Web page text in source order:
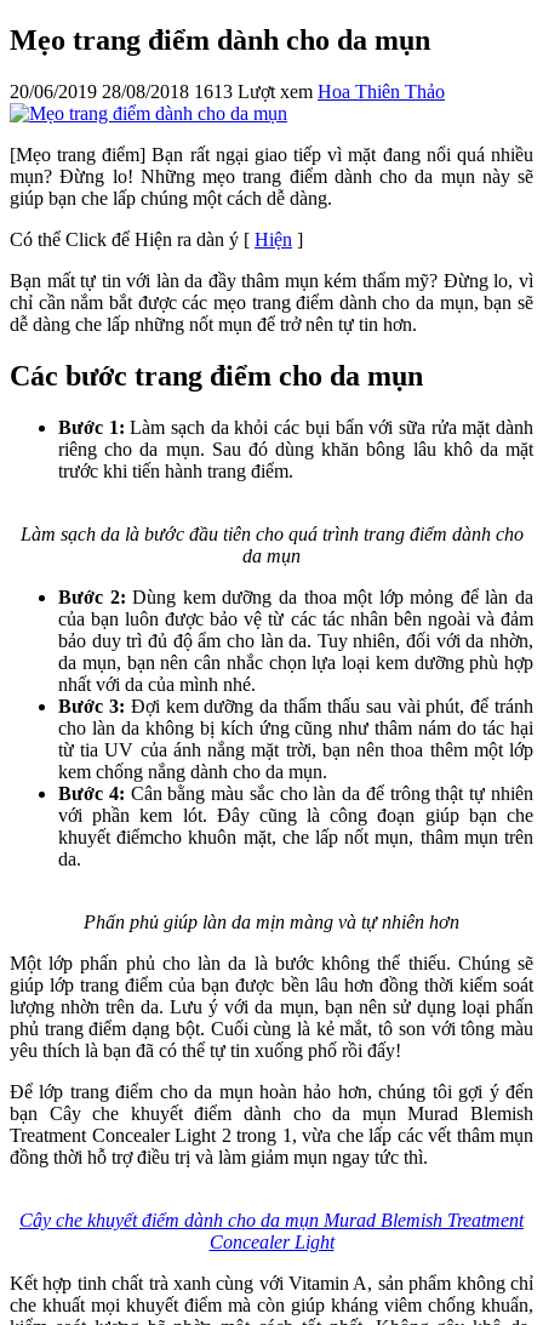
Mẹo trang điểm dành cho da mụn
20/06/2019 28/08/2018 1613 Lượt xem Hoa Thiên Thảo
[Mẹo trang điểm] Bạn rất ngại giao tiếp vì mặt đang nổi quá nhiều
mụn? Đừng lo! Những mẹo trang điểm dành cho da mụn này sẽ
giúp bạn che lấp chúng một cách dễ dàng.
Có thể Click để Hiện ra dàn ý [ Hiện ]
Bạn mất tự tin với làn da đầy thâm mụn kém thẩm mỹ? Đừng lo, vì
chỉ cần nắm bắt được các mẹo trang điểm dành cho da mụn, bạn sẽ
dễ dàng che lấp những nốt mụn để trở nên tự tin hơn.
Các bước trang điểm cho da mụn
Bước 1:Làm sạch da khỏi các bụi bẩn với sữa rửa mặt dành
riêng cho da mụn. Sau đó dùng khăn bông lâu khô da mặt
trước khi tiến hành trang điểm.
Làm sạch da là bước đầu tiên cho quá trình trang điểm dành cho
da mụn
Bước 2: Dùng kem dưỡng da thoa một lớp mỏng để làn da
của bạn luôn được bảo vệ từ các tác nhân bên ngoài và đảm
bảo duy trì đủ độ ẩm cho làn da. Tuy nhiên, đối với da nhờn,
da mụn, bạn nên cân nhắc chọn lựa loại kem dưỡng phù hợp
nhất với da của mình nhé.
Bước 3: Đợi kem dưỡng da thẩm thấu sau vài phút, để tránh
cho làn da không bị kích ứng cũng như thâm nám do tác hại
từ tia UV của ánh nắng mặt trời, bạn nên thoa thêm một lớp
kem chống nắng dành cho da mụn.
Bước 4: Cân bằng màu sắc cho làn da để trông thật tự nhiên
với phần kem lót. Đây cũng là công đoạn giúp bạn che
khuyết điểmcho khuôn mặt, che lấp nốt mụn, thâm mụn trên
da.
Phấn phủ giúp làn da mịn màng và tự nhiên hơn
Một lớp phấn phủ cho làn da là bước không thể thiếu. Chúng sẽ
giúp lớp trang điểm của bạn được bền lâu hơn đồng thời kiểm soát
lượng nhờn trên da. Lưu ý với da mụn, bạn nên sử dụng loại phấn
phủ trang điểm dạng bột. Cuối cùng là kẻ mắt, tô son với tông màu
yêu thích là bạn đã có thể tự tin xuống phố rồi đấy!
Để lớp trang điểm cho da mụn hoàn hảo hơn, chúng tôi gợi ý đến
bạn Cây che khuyết điểm dành cho da mụn Murad Blemish
Treatment Concealer Light 2 trong 1, vừa che lấp các vết thâm mụn
đồng thời hỗ trợ điều trị và làm giảm mụn ngay tức thì.
Cây che khuyết điểm dành cho da mụn Murad Blemish Treatment
Concealer Light
Kết hợp tinh chất trà xanh cùng với Vitamin A, sản phẩm không chỉ
che khuất mọi khuyết điểm mà còn giúp kháng viêm chống khuẩn,